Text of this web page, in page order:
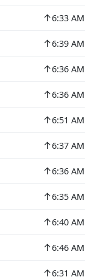
↑6:33 AM
↑6:39 AM
↑6:36 AM
↑6:36 AM
↑6:51 AM
↑6:37 AM
↑6:36 AM
↑6:35 AM
↑6:40 AM
↑6:46 AM
↑6:31 AM